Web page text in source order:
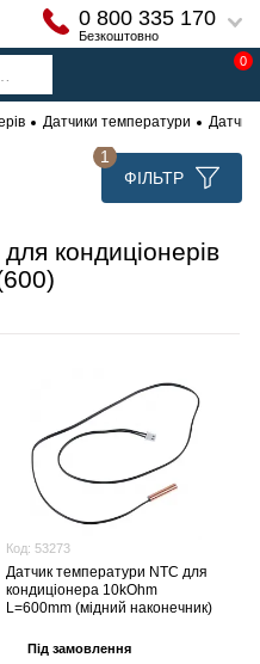
0 800 335 170
Безкоштовно
0
Датчики температури
ФІЛЬТР
1
кондиціонерів
Код: 53273
Датчик температури NTC для
кондиціонера 10kOhm
L=600mm (мідний наконечник)
Під замовлення